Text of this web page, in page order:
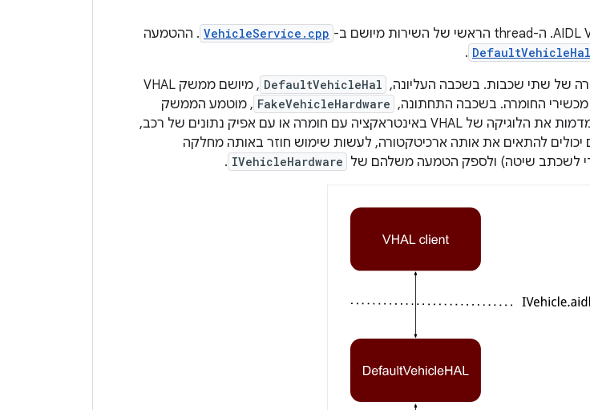
VehicleService.cpp . ההטמעה
.
של שתי שכבות. בשכבה העליונה,
DefaultVehicleHal
, מיושם ממשק VHAL
FakeVehicleHardware , מוטמע הממשק
. המחלקות האלה מדמות את הלוגיקה של VHAL באינטראקציה עם חומרה או עם אפיק נתונים של רכב,
יכולים להתאים את אותה ארכיטקטורה, לעשות שימוש חוזר באותה מחלקה
לשכתב שיטה) ולספק הטמעה משלהם של IVehicleHardware
.